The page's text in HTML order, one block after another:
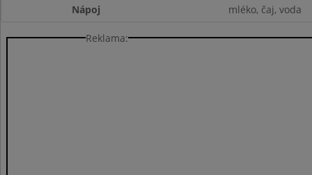
Nápoj
mléko, čaj, voda
Reklama: